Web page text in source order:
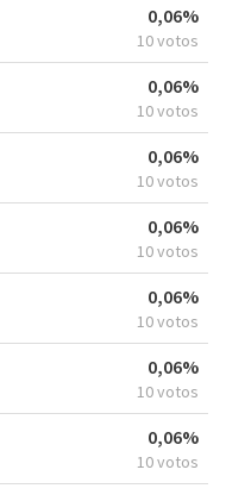
0,06%
10 votos
0,06%
10 votos
0,06%
10 votos
0,06%
10 votos
0,06%
10 votos
0,06%
10 votos
0,06%
10 votos